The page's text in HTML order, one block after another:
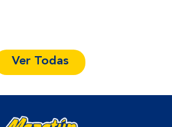
Ver Todas